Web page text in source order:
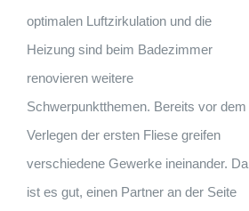
optimalen Luftzirkulation und die
Heizung sind beim Badezimmer
renovieren weitere
Schwerpunktthemen. Bereits vor dem
Verlegen der ersten Fliese greifen
verschiedene Gewerke ineinander. Da
ist es gut, einen Partner an der Seite